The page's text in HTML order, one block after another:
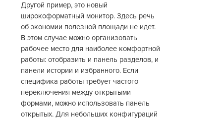
Другой пример, это новый
широкоформатный монитор. Здесь речь
об экономии полезной площади не идет.
В этом случае можно организовать
рабочее место для наиболее комфортной
работы: отобразить и панель разделов, и
панели истории и избранного. Если
специфика работы требует частого
переключения между открытыми
формами, можно использовать панель
открытых. Для небольших конфигураций